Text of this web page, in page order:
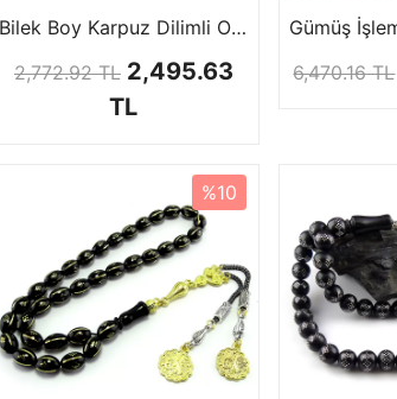
Bilek Boy Karpuz Dilimli Oltu Tesbih
2,772.92 TL 2,495.63
TL
6,470.16 TL
%10